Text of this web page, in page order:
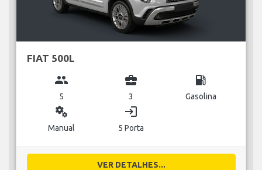
FIAT 500L
group
5
business_center
3
local_gas_station
Gasolina
miscellaneous_services
Manual
login
5 Porta
VER DETALHES...